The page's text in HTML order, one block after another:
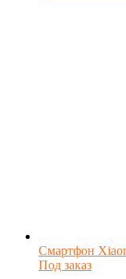
Смартфон
Под заказ